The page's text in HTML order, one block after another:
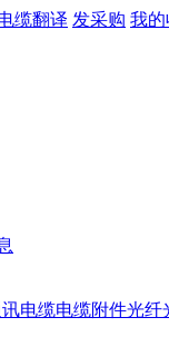
缆翻译 发采购 我
电缆电缆附件光纤